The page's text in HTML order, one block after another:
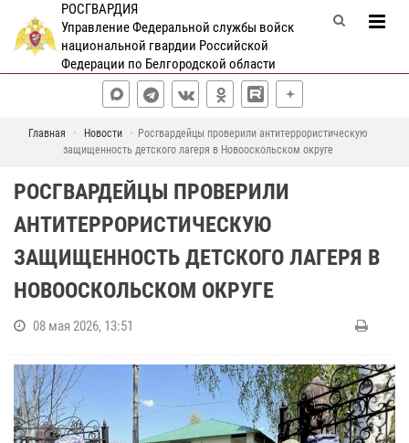
РОСГВАРДИЯ
Управление Федеральной службы войск
национальной гвардии Российской
Федерации по Белгородской области
Главная Новости
Росгвардейцы проверили антитеррористическую
защищенность детского лагеря в Новооскольском округе
РОСГВАРДЕЙЦЫ ПРОВЕРИЛИ
АНТИТЕРРОРИСТИЧЕСКУЮ
ЗАЩИЩЕННОСТЬ ДЕТСКОГО ЛАГЕРЯ В
НОВООСКОЛЬСКОМ ОКРУГЕ
08 мая 2026, 13:51